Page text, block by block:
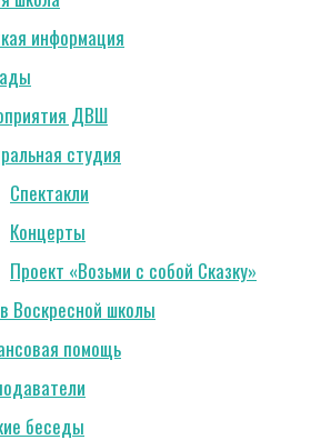
информация
ДВШ
студия
Спектакли
Концерты
Проект «Возьми с собой Сказку»
Воскресной школы
помощь
беседы